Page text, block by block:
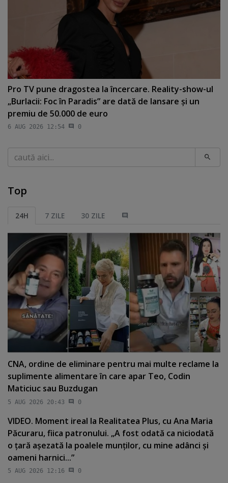
Pro TV pune dragostea la încercare. Reality-show-ul
„Burlacii: Foc în Paradis” are dată de lansare şi un
premiu de 50.000 de euro
6 AUG 2026 12:54 0
Caută
Top
24H 7 ZILE 30 ZILE
CNA, ordine de eliminare pentru mai multe reclame la
suplimente alimentare în care apar Teo, Codin
Maticiuc sau Buzdugan
5 AUG 2026 20:43 0
VIDEO. Moment ireal la Realitatea Plus, cu Ana Maria
Păcuraru, fiica patronului. „A fost odată ca niciodată
o ţară aşezată la poalele munţilor, cu mine adânci şi
oameni harnici...”
5 AUG 2026 12:16 0